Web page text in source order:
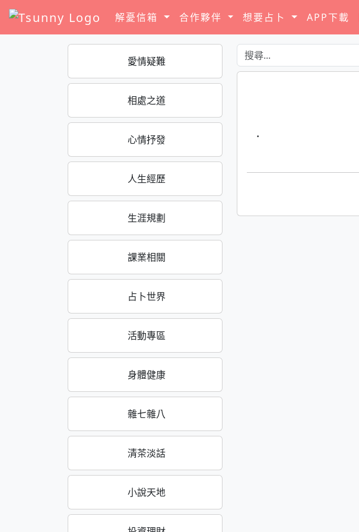
解憂信箱 合作夥伴 想要占卜 APP下載
愛情疑難
相處之道
心情抒發
人生經歷
生涯規劃
課業相關
占卜世界
活動專區
身體健康
雜七雜八
清茶淡話
小說天地
·